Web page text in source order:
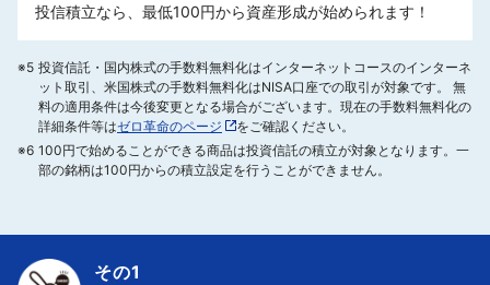
投信積立なら、最低100円から資産形成が始められます！
※5 投資信託・国内株式の手数料無料化はインターネットコースのインターネ
ット取引、米国株式の手数料無料化はNISA口座での取引が対象です。 無
料の適用条件は今後変更となる場合がございます。現在の手数料無料化の
詳細条件等はゼロ革命のページ
をご確認ください。
※6 100円で始めることができる商品は投資信託の積立が対象となります。一
部の銘柄は100円からの積立設定を行うことができません。
その1